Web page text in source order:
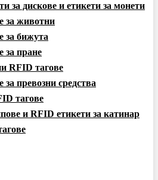
за дискове и етикети за монети
за животни
за бижута
за пране
RFID тагове
за превозни средства
тагове
и RFID етикети за катинар